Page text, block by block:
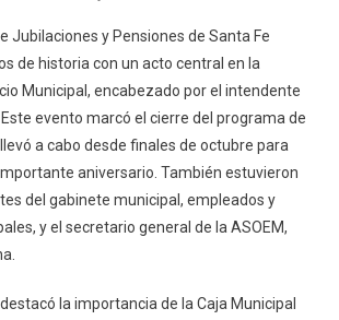
Caja
Municipal
De
Santa
Fe
Celebró
120
Años
Jubilaciones y Pensiones de Santa Fe
de historia con un acto central en la
Municipal, encabezado por el intendente
evento marcó el cierre del programa de
a cabo desde finales de octubre para
aniversario. También estuvieron
del gabinete municipal, empleados y
y el secretario general de la ASOEM,
la importancia de la Caja Municipal